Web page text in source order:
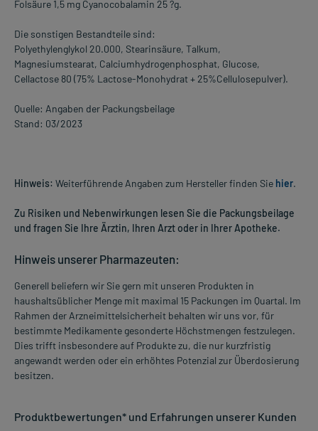
Folsäure 1,5 mg Cyanocobalamin 25 ?g.
Die sonstigen Bestandteile sind:
Polyethylenglykol 20.000, Stearinsäure, Talkum,
Magnesiumstearat, Calciumhydrogenphosphat, Glucose,
Cellactose 80 (75% Lactose-Monohydrat + 25%Cellulosepulver).
Quelle: Angaben der Packungsbeilage
Stand: 03/2023
Hinweis: Weiterführende Angaben zum Hersteller finden Sie hier.
Zu Risiken und Nebenwirkungen lesen Sie die Packungsbeilage
und fragen Sie Ihre Ärztin, Ihren Arzt oder in Ihrer Apotheke.
Hinweis unserer Pharmazeuten:
Generell beliefern wir Sie gern mit unseren Produkten in
haushaltsüblicher Menge mit maximal 15 Packungen im Quartal. Im
Rahmen der Arzneimittelsicherheit behalten wir uns vor, für
bestimmte Medikamente gesonderte Höchstmengen festzulegen.
Dies trifft insbesondere auf Produkte zu, die nur kurzfristig
angewandt werden oder ein erhöhtes Potenzial zur Überdosierung
besitzen.
Produktbewertungen* und Erfahrungen unserer Kunden